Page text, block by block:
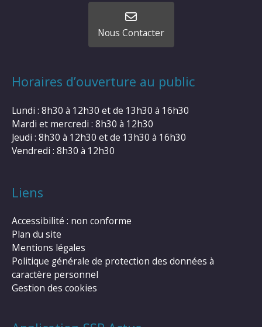
Nous Contacter
Horaires d’ouverture au public
Lundi : 8h30 à 12h30 et de 13h30 à 16h30
Mardi et mercredi : 8h30 à 12h30
Jeudi : 8h30 à 12h30 et de 13h30 à 16h30
Vendredi : 8h30 à 12h30
Liens
Accessibilité : non conforme
Plan du site
Mentions légales
Politique générale de protection des données à
caractère personnel
Gestion des cookies